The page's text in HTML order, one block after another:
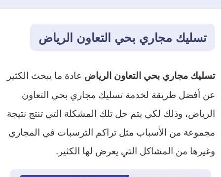
تسليك مجاري بحي التعاون الرياض
تسليك مجاري بحي التعاون الرياض عادة ما يبحث الكثير
عن أفضل طريقة لخدمة تسليك مجاري بحي التعاون
الرياض، وذلك لكي يتم حل تلك المشكلة التي تنتج نتيجة
مجموعة من الأسباب مثل تراكم الترسبات في المجاري
وغيرها من المشاكل التي يعرض لها الكثير.